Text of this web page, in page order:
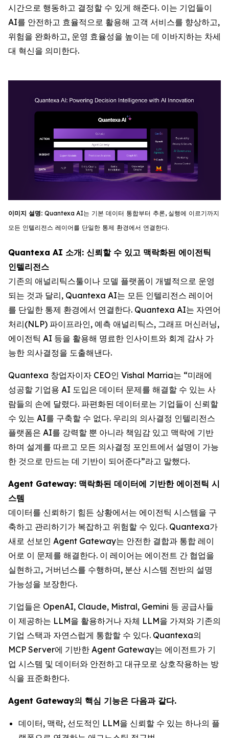
시간으로 행동하고 결정할 수 있게 해준다. 이는 기업들이
AI를 안전하고 효율적으로 활용해 고객 서비스를 향상하고,
위험을 완화하고, 운영 효율성을 높이는 데 이바지하는 차세
대 혁신을 의미한다.
이미지 설명: Quantexa AI는 기본 데이터 통합부터 추론, 실행에 이르기까지
모든 인텔리전스 레이어를 단일한 통제 환경에서 연결한다.
Quantexa AI 소개: 신뢰할 수 있고 맥락화된 에이전틱
인텔리전스
기존의 애널리틱스툴이나 모델 플랫폼이 개별적으로 운영
되는 것과 달리, Quantexa AI는 모든 인텔리전스 레이어
를 단일한 통제 환경에서 연결한다. Quantexa AI는 자연어
처리(NLP) 파이프라인, 예측 애널리틱스, 그래프 머신러닝,
에이전틱 AI 등을 활용해 명료한 인사이트와 회계 감사 가
능한 의사결정을 도출해낸다.
Quantexa 창업자이자 CEO인 Vishal Marria는 “미래에
성공할 기업용 AI 도입은 데이터 문제를 해결할 수 있는 사
람들의 손에 달렸다. 파편화된 데이터로는 기업들이 신뢰할
수 있는 AI를 구축할 수 없다. 우리의 의사결정 인텔리전스
플랫폼은 AI를 강력할 뿐 아니라 책임감 있고 맥락에 기반
하며 설계를 따르고 모든 의사결정 포인트에서 설명이 가능
한 것으로 만드는 데 기반이 되어준다”라고 말했다.
Agent Gateway: 맥락화된 데이터에 기반한 에이전틱 시
스템
데이터를 신뢰하기 힘든 상황에서는 에이전틱 시스템을 구
축하고 관리하기가 복잡하고 위험할 수 있다. Quantexa가
새로 선보인 Agent Gateway는 안전한 결합과 통합 레이
어로 이 문제를 해결한다. 이 레이어는 에이전트 간 협업을
실현하고, 거버넌스를 수행하며, 분산 시스템 전반의 설명
가능성을 보장한다.
기업들은 OpenAI, Claude, Mistral, Gemini 등 공급사들
이 제공하는 LLM을 활용하거나 자체 LLM을 가져와 기존의
기업 스택과 자연스럽게 통합할 수 있다. Quantexa의
MCP Server에 기반한 Agent Gateway는 에이전트가 기
업 시스템 및 데이터와 안전하고 대규모로 상호작용하는 방
식을 표준화한다.
Agent Gateway의 핵심 기능은 다음과 같다.
데이터, 맥락, 선도적인 LLM을 신뢰할 수 있는 하나의 플